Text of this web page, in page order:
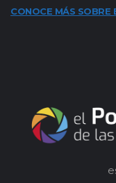
CONOCE MÁS SOBRE